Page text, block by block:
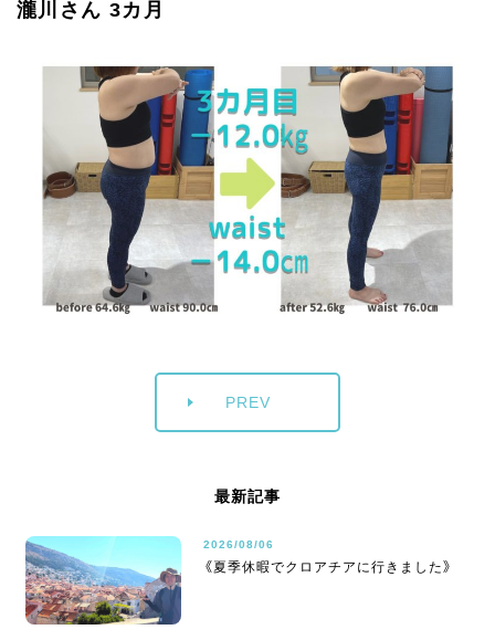
瀧川さん 3カ月
PREV
最新記事
2026/08/06
《夏季休暇でクロアチアに行きました》